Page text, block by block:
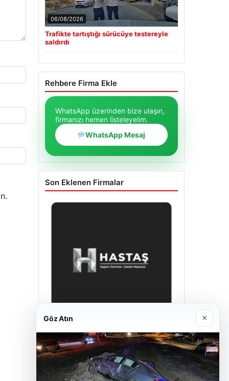
06/08/2026
Trafikte tartıştığı sürücüye testereyle
saldırdı
Rehbere Firma Ekle
WhatsApp üzerinden bize ulaşın,
firmanızı hemen listeleyelim.
WhatsApp Mesaj
Son Eklenen Firmalar
Enes Kaplan Avukatlık Bürosu
28/04/2026
Göz Atın ×